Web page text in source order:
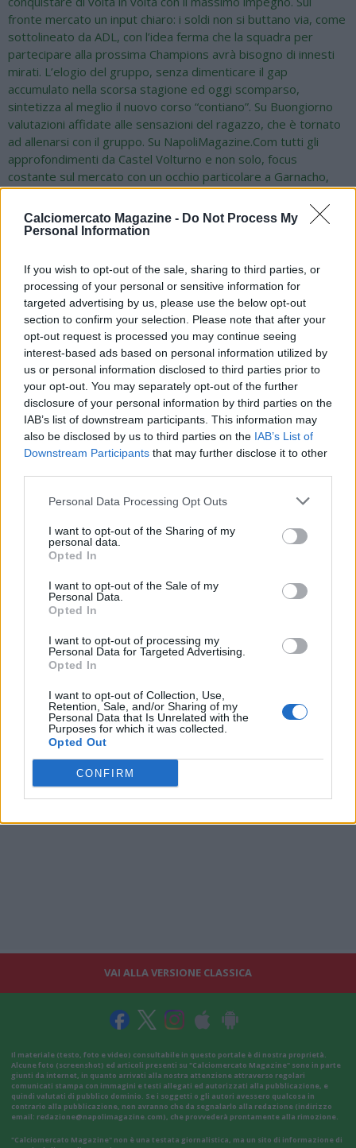
Calciomercato Magazine - Do Not Process My
Personal Information
If you wish to opt-out of the sale, sharing to third parties, or
processing of your personal or sensitive information for
targeted advertising by us, please use the below opt-out
section to confirm your selection. Please note that after your
opt-out request is processed you may continue seeing
interest-based ads based on personal information utilized by
us or personal information disclosed to third parties prior to
your opt-out. You may separately opt-out of the further
disclosure of your personal information by third parties on the
IAB’s list of downstream participants. This information may
also be disclosed by us to third parties on the IAB’s List of
Downstream Participants that may further disclose it to other
Personal Data Processing Opt Outs
I want to opt-out of the Sharing of my
personal data.
Opted In
I want to opt-out of the Sale of my
Personal Data.
Opted In
I want to opt-out of processing my
Personal Data for Targeted Advertising.
Opted In
I want to opt-out of Collection, Use,
Retention, Sale, and/or Sharing of my
Personal Data that Is Unrelated with the
Purposes for which it was collected.
Opted Out
CONFIRM
fronte mercato un input chiaro: i soldi non si buttano via, come
sottolineato da ADL, con l’idea ferma che la squadra per
partecipare alla prossima Champions avrà bisogno di innesti
mirati. L’elogio del gruppo, senza dimenticare il gap
accumulato nella scorsa stagione ed oggi scomparso,
sintetizza al meglio il nuovo corso “contiano”. Su Buongiorno
valutazioni affidate alle sensazioni del ragazzo, che è tornato
ad allenarsi con il gruppo. Su NapoliMagazine.Com tutti gli
approfondimenti da Castel Volturno e non solo, focus
costante sul mercato con un occhio particolare a Garnacho,
Adeyemi e Ismajli. Intanto un abbraccio a chi ci segue con
affetto minuto dopo minuto @napolimagazine".
Visualizza questo post su Instagram
VAI ALLA VERSIONE CLASSICA
Il materiale (testo, foto e video) consultabile in questo portale è di nostra proprietà.
Alcune foto (screenshot) ed articoli presenti su "Calciomercato Magazine" sono in parte
giunti da internet, in quanto arrivati alla nostra attenzione attraverso regolari
comunicati stampa con immagini e testi allegati ed autorizzati alla pubblicazione, e
quindi valutati di pubblico dominio. Se i soggetti o gli autori avessero qualcosa in
contrario alla pubblicazione, non avranno che da segnalarlo alla redazione (indirizzo
email: redazione@napolimagazine.com), che provvederà prontamente alla rimozione.
"Calciomercato Magazine" non è una testata giornalistica, ma un sito di informazione di